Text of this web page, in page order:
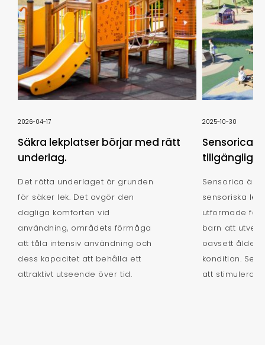
2026-04-17
Säkra lekplatser börjar med rätt
underlag.
Det rätta underlaget är grunden
för säker lek. Det avgör den
dagliga komforten vid
användning, områdets förmåga
att tåla intensiv användning och
dess kapacitet att behålla ett
attraktivt utseende över tid.
2025-10-30
Sensorica:
Sensorica är
sensoriska
utformade för
barn att
oavsett ålder,
kondition.
att stimulera